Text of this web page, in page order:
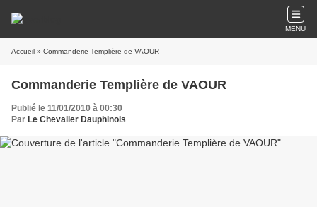
MENU
Accueil » Commanderie Templière de VAOUR
Commanderie Templière de VAOUR
Publié le 11/01/2010 à 00:30
Par Le Chevalier Dauphinois